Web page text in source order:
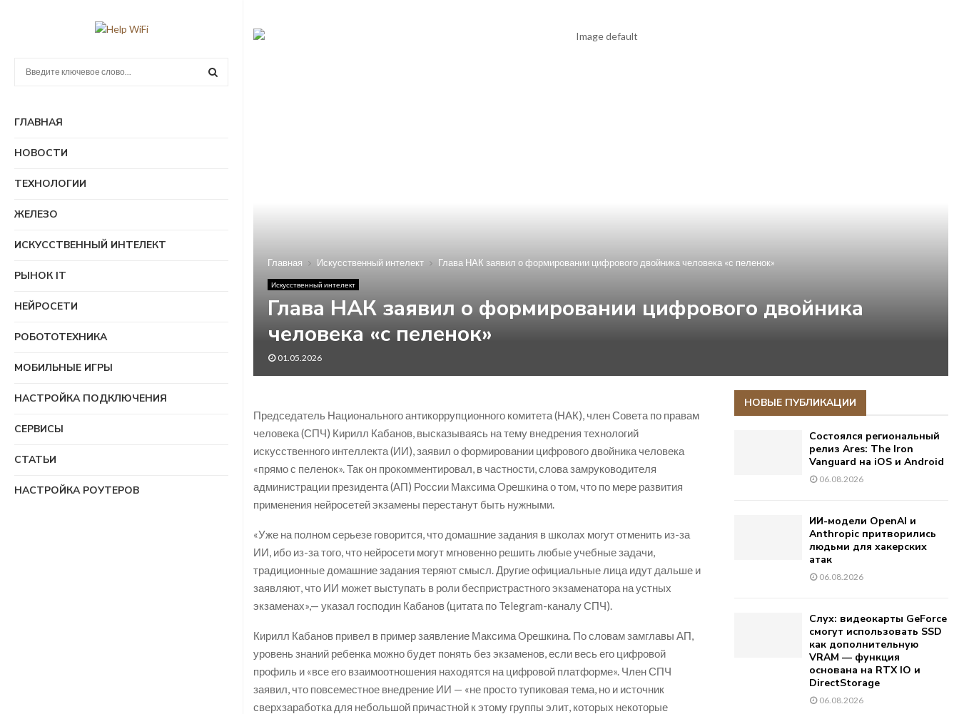
кГЛАВНАЯ
НОВОСТИ
ТЕХНОЛОГИИ
ЖЕЛЕЗО
ИСКУССТВЕННЫЙ ИНТЕЛЕКТ
РЫНОК IT
НЕЙРОСЕТИ
РОБОТОТЕХНИКА
МОБИЛЬНЫЕ ИГРЫ
НАСТРОЙКА ПОДКЛЮЧЕНИЯ
СЕРВИСЫ
СТАТЬИ
НАСТРОЙКА РОУТЕРОВ
Главная Искусственный интелект Глава НАК заявил о формировании цифрового двойника человека «с пеленок»
Искусственный интелект
Глава НАК заявил о формировании цифрового двойника
человека «с пеленок»
01.05.2026
Председатель Национального антикоррупционного комитета (НАК), член Совета по правам
человека (СПЧ) Кирилл Кабанов, высказываясь на тему внедрения технологий
искусственного интеллекта (ИИ), заявил о формировании цифрового двойника человека
«прямо с пеленок». Так он прокомментировал, в частности, слова замруководителя
администрации президента (АП) России Максима Орешкина о том, что по мере развития
применения нейросетей экзамены перестанут быть нужными.
«Уже на полном серьезе говорится, что домашние задания в школах могут отменить из-за
ИИ, ибо из-за того, что нейросети могут мгновенно решить любые учебные задачи,
традиционные домашние задания теряют смысл. Другие официальные лица идут дальше и
заявляют, что ИИ может выступать в роли беспристрастного экзаменатора на устных
экзаменах»,— указал господин Кабанов (цитата по Telegram-каналу СПЧ).
Кирилл Кабанов привел в пример заявление Максима Орешкина. По словам замглавы АП,
уровень знаний ребенка можно будет понять без экзаменов, если весь его цифровой
профиль и «все его взаимоотношения находятся на цифровой платформе». Член СПЧ
заявил, что повсеместное внедрение ИИ — «не просто тупиковая тема, но и источник
сверхзаработка для небольшой причастной к этому группы элит, которых некоторые
НОВЫЕ ПУБЛИКАЦИИ
Состоялся региональный
релиз Ares: The Iron
Vanguard на iOS и Android
06.08.2026
ИИ-модели OpenAI и
Anthropic притворились
людьми для хакерских
атак
06.08.2026
Слух: видеокарты GeForce
смогут использовать SSD
как дополнительную
VRAM — функция
основана на RTX IO и
DirectStorage
06.08.2026